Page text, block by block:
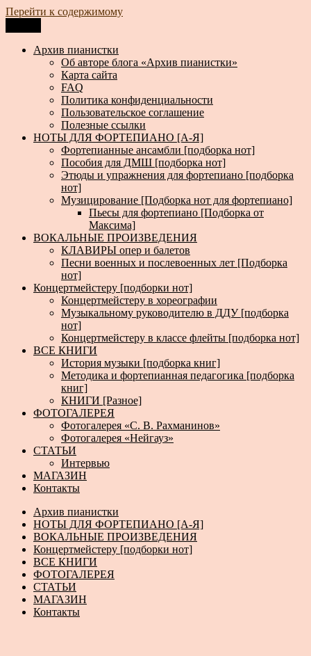
Перейти к содержимому
Архив пианистки
Всё для пианистов: ноты, книги, музыка, статьи…
Архив пианистки
Об авторе блога «Архив пианистки»
Карта сайта
FAQ
Политика конфиденциальности
Пользовательское соглашение
Полезные ссылки
НОТЫ ДЛЯ ФОРТЕПИАНО [А-Я]
Фортепианные ансамбли [подборка нот]
Пособия для ДМШ [подборка нот]
Этюды и упражнения для фортепиано [подборка
нот]
Музицирование [Подборка нот для фортепиано]
Пьесы для фортепиано [Подборка от
Максима]
ВОКАЛЬНЫЕ ПРОИЗВЕДЕНИЯ
КЛАВИРЫ опер и балетов
Песни военных и послевоенных лет [Подборка
нот]
Концертмейстеру [подборки нот]
Концертмейстеру в хореографии
Музыкальному руководителю в ДДУ [подборка
нот]
Концертмейстеру в классе флейты [подборка нот]
ВСЕ КНИГИ
История музыки [подборка книг]
Методика и фортепианная педагогика [подборка
книг]
КНИГИ [Разное]
ФОТОГАЛЕРЕЯ
Фотогалерея «С. В. Рахманинов»
Фотогалерея «Нейгауз»
СТАТЬИ
Интервью
МАГАЗИН
Контакты
Архив пианистки
НОТЫ ДЛЯ ФОРТЕПИАНО [А-Я]
ВОКАЛЬНЫЕ ПРОИЗВЕДЕНИЯ
Концертмейстеру [подборки нот]
ВСЕ КНИГИ
ФОТОГАЛЕРЕЯ
СТАТЬИ
МАГАЗИН
Контакты